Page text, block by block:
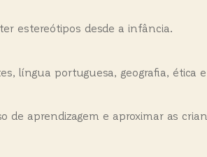
estereótipos desde a infância.
língua portuguesa, geografia, ética e
de aprendizagem e aproximar as